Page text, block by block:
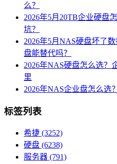
么？
2026年5月20TB企业硬盘
坑？
2026年5月NAS硬盘坏了
盘能替代吗？
2026年NAS硬盘怎么选？
里
2026年NAS企业盘怎么选
标签列表
希捷 (3252)
硬盘 (6238)
服务器 (791)